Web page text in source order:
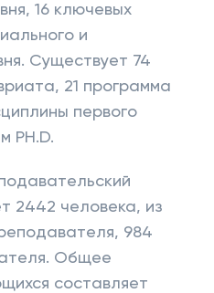
16 ключевых
и
Существует 74
21 программа
первого
PH.D.
2442 человека, из
984
Общее
составляет